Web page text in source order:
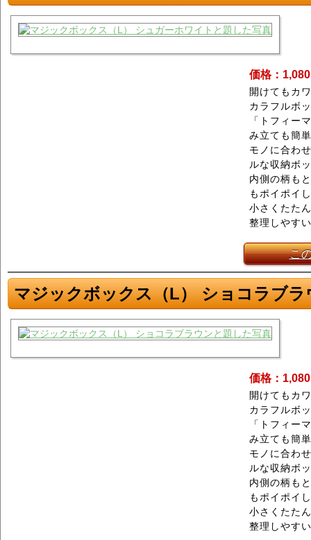
価格：
開けてもカ
カラフルボ
「トフィー
み立ても簡
モノに合わ
ルな収納ボ
内側の柄も
もポイポイ
小さくたた
整理しやす
こ
マジックボックス（L） ショコラブラ
価格：
開けてもカ
カラフルボ
「トフィー
み立ても簡
モノに合わ
ルな収納ボ
内側の柄も
もポイポイ
小さくたた
整理しやす